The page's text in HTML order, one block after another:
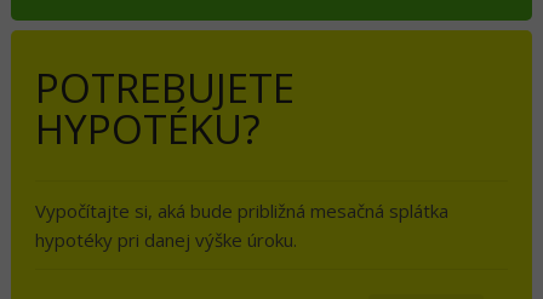
POTREBUJETE
HYPOTÉKU?
Vypočítajte si, aká bude približná mesačná splátka
hypotéky pri danej výške úroku.